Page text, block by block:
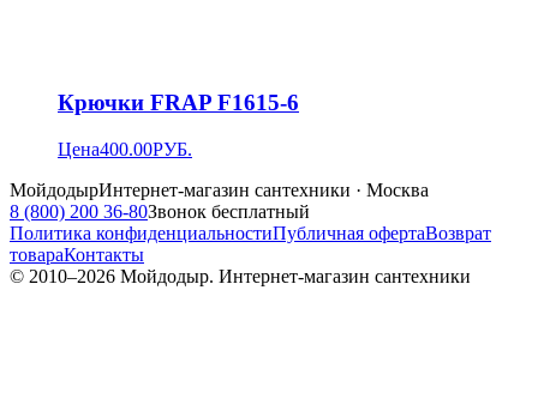
Крючки FRAP F1615-6
Цена400.00РУБ.
МойдодырИнтернет-магазин сантехники · Москва
8 (800) 200 36-80Звонок бесплатный
Политика конфиденциальностиПубличная офертаВозврат
товараКонтакты
© 2010–2026 Мойдодыр. Интернет-магазин сантехники